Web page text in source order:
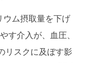
ウム摂取量を下げ
す介入が、血圧、
リスクに及ぼす影